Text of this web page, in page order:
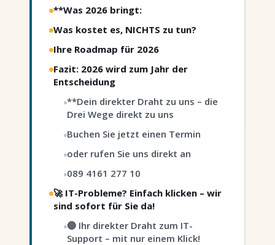
**Was 2026 bringt:
Was kostet es, NICHTS zu tun?
Ihre Roadmap für 2026
Fazit: 2026 wird zum Jahr der
Entscheidung
**Dein direkter Draht zu uns – die
Drei Wege direkt zu uns
Buchen Sie jetzt einen Termin
oder rufen Sie uns direkt an
089 4161 277 10
🚀 IT-Probleme? Einfach klicken – wir
sind sofort für Sie da!
🔵 Ihr direkter Draht zum IT-
Support – mit nur einem Klick!